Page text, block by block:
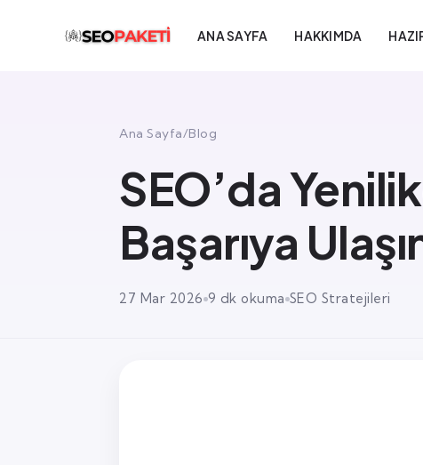
ANA SAYFA HAKKIMDA
Ana Sayfa/Blog
SEO’da
Başarıya
27 Mar 2026 9 dk okuma SEO Stratejileri